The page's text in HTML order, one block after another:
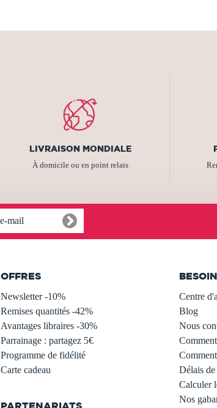
LIVRAISON MONDIALE
À domicile ou en point relais
OFFRES
Newsletter -10%
Remises quantités -42%
Avantages libraires -30%
Parrainage : partagez 5€
Programme de fidélité
Carte cadeau
PARTENARIATS
Centre
Blog
Nous
Délais
Calculer
Nos